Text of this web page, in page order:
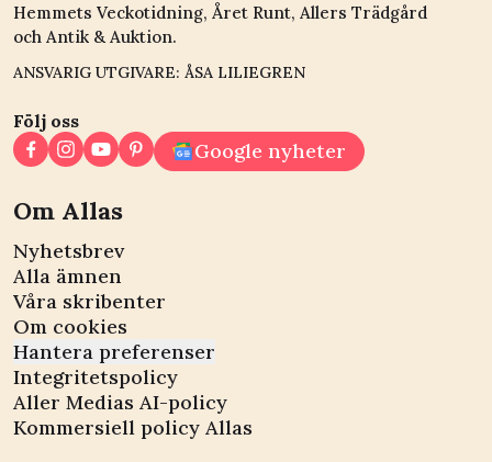
Hemmets Veckotidning, Året Runt, Allers Trädgård
och Antik & Auktion.
ANSVARIG UTGIVARE: ÅSA LILIEGREN
Följ oss
Google nyheter
Om Allas
Nyhetsbrev
Alla ämnen
Våra skribenter
Om cookies
Hantera preferenser
Integritetspolicy
Aller Medias AI-policy
Kommersiell policy Allas